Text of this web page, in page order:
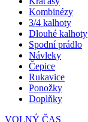
Kombinézy
3/4 kalhoty
Dlouhé kalhoty
Spodní prádlo
Návleky
Čepice
Rukavice
Ponožky
Doplňky
VOLNÝ ČAS